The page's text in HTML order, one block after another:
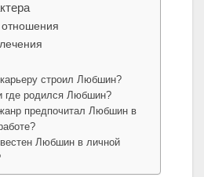
строил Любшин?
где родился Любшин?
предпочитал Любшин в
Любшин в личной